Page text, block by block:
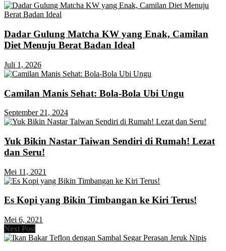
Dadar Gulung Matcha KW yang Enak, Camilan
Diet Menuju Berat Badan Ideal
Juli 1, 2026
Camilan Manis Sehat: Bola-Bola Ubi Ungu
September 21, 2024
Yuk Bikin Nastar Taiwan Sendiri di Rumah! Lezat
dan Seru!
Mei 11, 2021
Es Kopi yang Bikin Timbangan ke Kiri Terus!
Mei 6, 2021
Next Post